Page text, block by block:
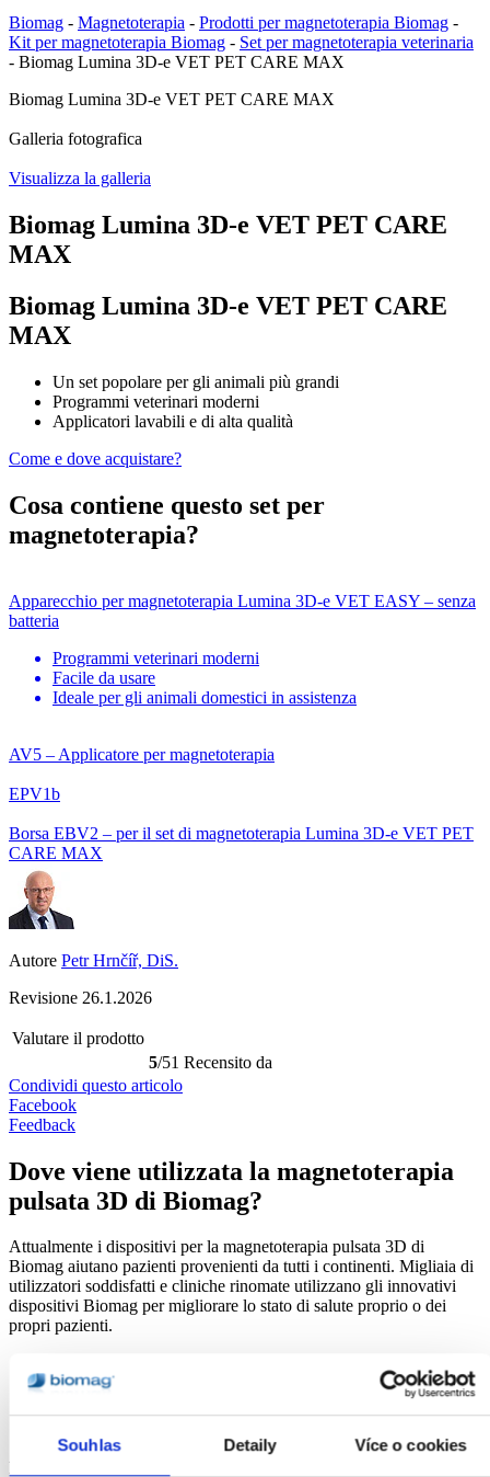
Souhlas Detaily Více o cookies
Biomag - Magnetoterapia - Prodotti per magnetoterapia Biomag -
Kit per magnetoterapia Biomag - Set per magnetoterapia veterinaria
- Biomag Lumina 3D-e VET PET CARE MAX
Biomag Lumina 3D-e VET PET CARE MAX
Galleria fotografica
Visualizza la galleria
Biomag Lumina 3D-e VET PET CARE
MAX
Biomag Lumina 3D-e VET PET CARE
MAX
Un set popolare per gli animali più grandi
Programmi veterinari moderni
Applicatori lavabili e di alta qualità
Come e dove acquistare?
Cosa contiene questo set per
magnetoterapia?
Apparecchio per magnetoterapia Lumina 3D-e VET EASY – senza
batteria
Programmi veterinari moderni
Facile da usare
Ideale per gli animali domestici in assistenza
AV5 – Applicatore per magnetoterapia
EPV1b
Borsa EBV2 – per il set di magnetoterapia Lumina 3D-e VET PET
CARE MAX
Autore Petr Hrnčíř, DiS.
Revisione 26.1.2026
Valutare il prodotto
5/51 Recensito da
Condividi questo articolo
Facebook
Feedback
Dove viene utilizzata la magnetoterapia
pulsata 3D di Biomag?
Attualmente i dispositivi per la magnetoterapia pulsata 3D di
Biomag aiutano pazienti provenienti da tutti i continenti. Migliaia di
utilizzatori soddisfatti e cliniche rinomate utilizzano gli innovativi
dispositivi Biomag per migliorare lo stato di salute proprio o dei
propri pazienti.
Londra